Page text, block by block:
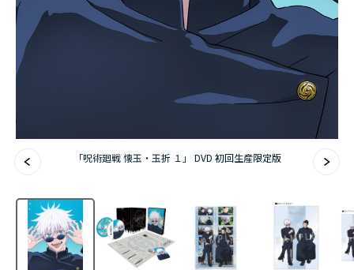
『ふつつかな悪女ではございますが ～雛宮蝶鼠と
りかえ伝～』
「呪術廻戦 懐玉・玉折 １」 DVD 初回生産限定版